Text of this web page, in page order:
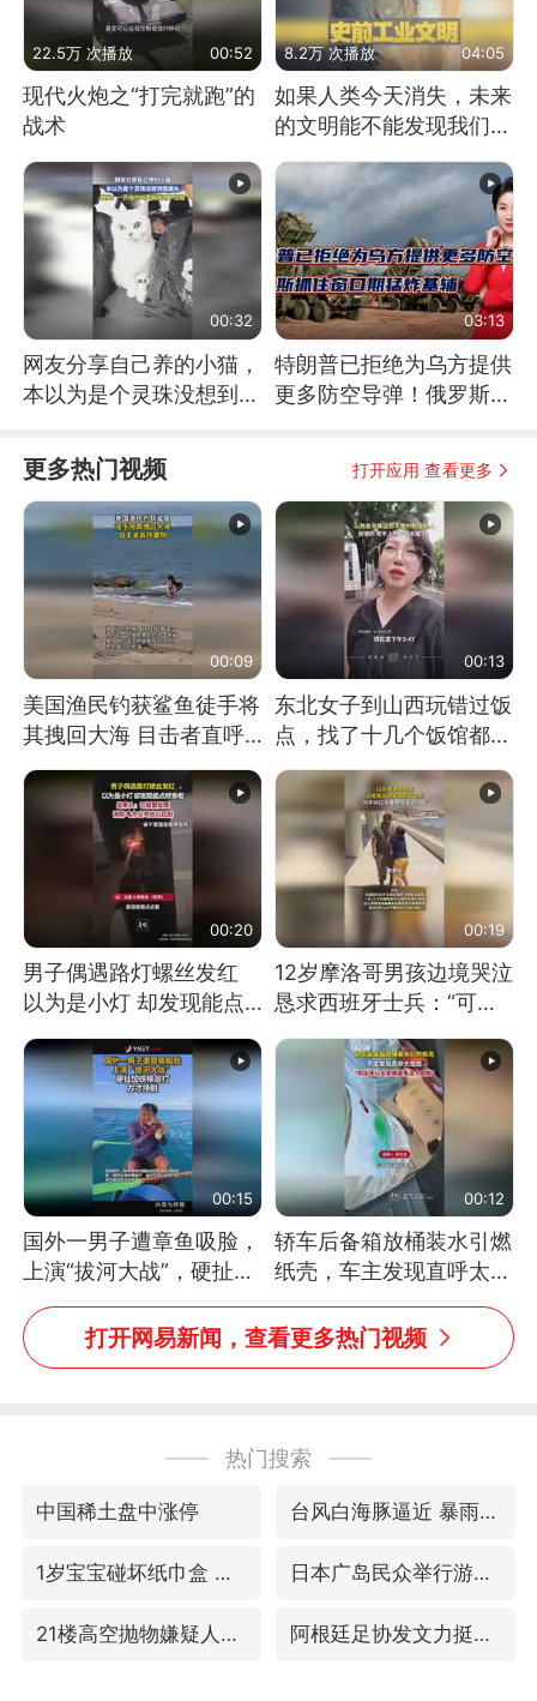
22.5万 次播放 00:52
现代火炮之“打完就跑”的
战术
8.2万 次播放 04:05
如果人类今天消失，未来
的文明能不能发现我们存
00:32
网友分享自己养的小猫，
本以为是个灵珠没想到是
03:13
特朗普已拒绝为乌方提供
更多防空导弹！俄罗斯抓
更多热门视频 打开应用 查看更多
00:09
美国渔民钓获鲨鱼徒手将
其拽回大海 目击者直呼
震惊 （视频来源：参考
消息）
00:13
东北女子到山西玩错过饭
点，找了十几个饭馆都没
开门：午休到几点
00:20
男子偶遇路灯螺丝发红
以为是小灯 却发现能点
燃香烟 当事人：已报警
处理
00:19
12岁摩洛哥男孩边境哭泣
恳求西班牙士兵：“可不
可以不要把我遣返回国”
00:15
国外一男子遭章鱼吸脸，
上演“拔河大战”，硬扯加
铁棒敲打方才挣脱
00:12
轿车后备箱放桶装水引燃
纸壳，车主发现直呼太危
险，“拍出来让大家都避
免这个危险”
打开网易新闻，查看更多热门视频
热门搜索
中国稀土盘中涨停 台风白海豚逼近 暴雨大暴雨来袭
1岁宝宝碰坏纸巾盒 宝妈被索赔924元 日本广岛民众举行游行反对政府行径
21楼高空抛物嫌疑人被拘留 阿根廷足协发文力挺因凡蒂诺